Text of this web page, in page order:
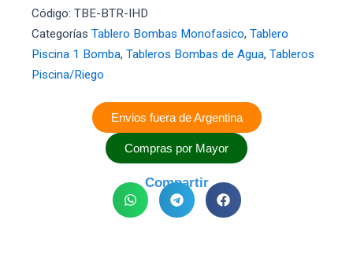
Riego
Zona
(IHD)
y
Código: TBE-BTR-IHD
Categorías Tablero Bombas Monofasico, Tablero
Piscina 1 Bomba, Tableros Bombas de Agua, Tableros
Piscina/Riego
Envios fuera de Argentina
Compras por Mayor
Compartir